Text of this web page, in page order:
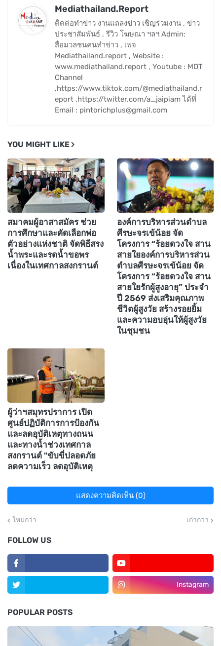
Mediathailand.Report
ติดต่อทำข่าว งานแถลงข่าว เชิญร่วมงาน , ข่าว
ประชาสัมพันธ์ , รีวิว โฆษณา ฯลฯ Admin:
สื่อมวลชนคนทำข่าว , เพจ
Mediathailand.report , Website :
www.mediathailand.report , Youtube : MDT
Channel
,https://www.tiktok.com/@mediathailand.r
eport ,https://twitter.com/a_jaipiam ได้ที่
Email : pintorichplus@gmail.com
YOU MIGHT LIKE
สมาคมผู้อาสาสมัคร ช่วย
การศึกษาและคัดเลือกพ่อ
ตัวอย่างแห่งชาติ จัดพิธีสรง
น้ำพระและรดน้ำขอพร
เนื่องในเทศกาลสงกรานต์
องค์การบริหารส่วนตำบล
ศีรษะจรเข้น้อย จัด
โครงการ “ร้อยดวงใจ สาน
สายใยองค์การบริหารส่วน
ตำบลศีรษะจรเข้น้อย จัด
โครงการ “ร้อยดวงใจ สาน
สายใยรักผู้สูงอายุ” ประจำ
ปี 2569 ส่งเสริมคุณภาพ
ชีวิตผู้สูงวัย สร้างรอยยิ้ม
และความอบอุ่นให้ผู้สูงวัย
ในชุมชน
ผู้ว่าฯสมุทรปราการ เปิด
ศูนย์ปฏิบัติการการป้องกัน
และลดอุบัติเหตุทางถนน
และทางน้ำช่วงเทศกาล
สงกรานต์ "ขับขี่ปลอดภัย
ลดความเร็ว ลดอุบัติเหตุ
แสดงความคิดเห็น (0)
ใหม่กว่า เก่ากว่า
FOLLOW US
Instagram
POPULAR POSTS